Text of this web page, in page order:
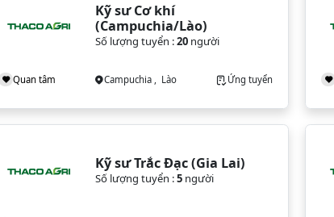
Kỹ sư Cơ khí
(Campuchia/Lào)
Số lượng tuyển :20người
Quan tâm Campuchia , Lào Ứng tuyển
Kỹ sư Trắc Đạc (Gia Lai)
Số lượng tuyển :5người